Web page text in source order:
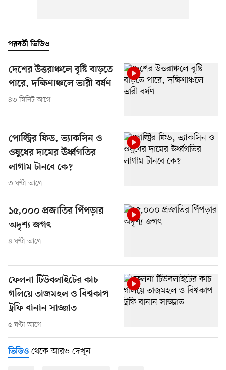
পরবর্তী ভিডিও
দেশের উত্তরাঞ্চলে বৃষ্টি বাড়তে
পারে, দক্ষিণাঞ্চলে ভারী বর্ষণ
৪৩ মিনিট আগে
পোল্ট্রির ফিড, ভ্যাকসিন ও
ওষুধের দামের ঊর্ধ্বগতির
লাগাম টানবে কে?
৩ ঘণ্টা আগে
১৫,০০০ প্রজাতির পিঁপড়ার
অদৃশ্য জগৎ
৪ ঘণ্টা আগে
ফেলনা টিউবলাইটের কাচ
গলিয়ে তাজমহল ও বিশ্বকাপ
ট্রফি বানান সাজ্জাত
৫ ঘণ্টা আগে
ভিডিও থেকে আরও দেখুন